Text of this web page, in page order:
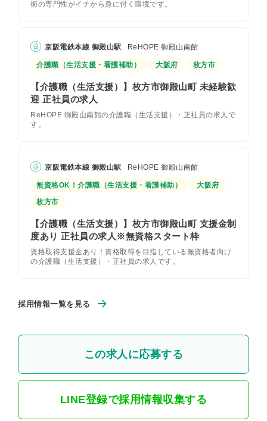
この求人に応募する
LINE登録で採用情報収集する
術の専門性がイチから身に付く環境です。
京阪電鉄本線 御殿山駅 ReHOPE 御殿山南館
介護職（生活支援・看護補助） 大阪府 枚方市
【介護職（生活支援）】枚方市御殿山町 未経験歓
迎 正社員の求人
ReHOPE 御殿山南館の介護職（生活支援）・正社員の求人で
す。
京阪電鉄本線 御殿山駅 ReHOPE 御殿山南館
無資格OK！介護職（生活支援・看護補助）
大阪府
枚方市
【介護職（生活支援）】枚方市御殿山町 支援金制
度あり 正社員の求人※無資格スタート枠
資格取得支援金あり！資格取得を目指している無資格者向け
の介護職（生活支援）・正社員の求人です。
採用情報一覧を見る